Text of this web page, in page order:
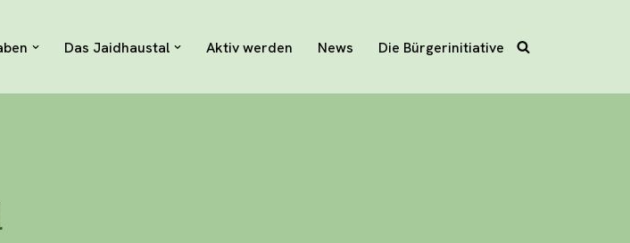
Das Jaidhaustal Aktiv werden News Die Bürgerinitiative